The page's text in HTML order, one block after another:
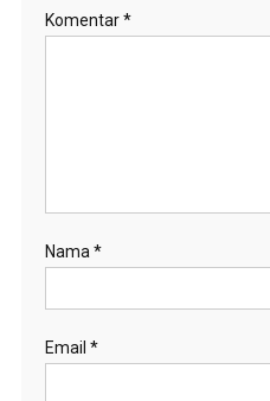
Komentar*
Nama*
Email *